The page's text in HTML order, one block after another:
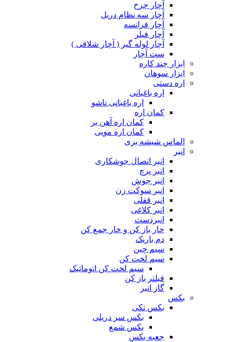
آچار چرخ
آچار سه نظام دریل
آچار فرانسه
آچار فیلر
آچار لوله گیر ( آچار شلاقی )
ست آچار
ابزار چند کاره
ابزار سوهان
اره دستی
اره باغبانی
اره باغبانی تاشو
کمان اره
کمان اره آهن بر
کمان اره مویی
الماس شیشه بری
انبر
انبر اتصال جوشکاری
انبر پرچ
انبر جوش
انبر سوکت زن
انبر قفلی
انبر کلاغی
انبردست
خار باز کن و خار جمع کن
دم باریک
سیم چین
سیم لخت کن
سیم لخت کن اتوماتیک
فیلتر باز کن
گاز انبر
بکس
بکس تکی
بکس سر دریلی
بکس شمع
جعبه بکس